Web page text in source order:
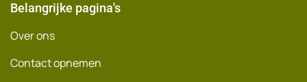
Belangrijke pagina's
Over ons
Contact opnemen